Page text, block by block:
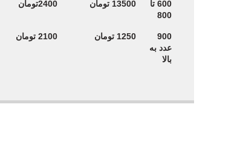
600 تا
800
13500 تومان 2400تومان
900
عدد به
بالا
1250 تومان 2100 تومان